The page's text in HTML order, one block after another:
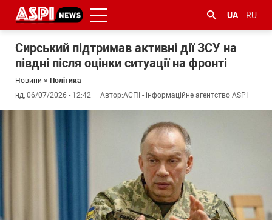
UA RU
Сирський підтримав активні дії ЗСУ на
півдні після оцінки ситуації на фронті
Новини » Політика
нд, 06/07/2026 - 12:42
Автор:АСПІ - інформаційне агентство ASPI
#Київ #коронавірус